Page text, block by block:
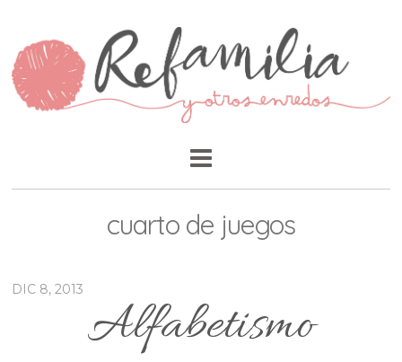
cuarto de juegos
DIC 8, 2013
Alfabetismo